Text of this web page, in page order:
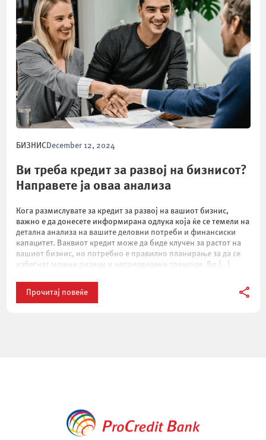
БИЗНИС December 12, 2024
Ви треба кредит за развој на бизнисот?
Направете ја оваа анализа
Кога размислувате за кредит за развој на вашиот бизнис,
важно е да донесете информирана одлука која ќе се темели на
детална анализа на вашите деловни потреби и финансиски
капацитет. Ваквиот кредит може да биде клучен за растот на
вашиот бизнис, но потребно е правилно планирање за да се
избегнат можни ризици и непредвидени трошоци. Во […]
Прочитај повеќе